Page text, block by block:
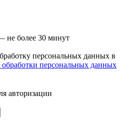
не более 30 минут
персональных данных в
персональных данных
авторизации